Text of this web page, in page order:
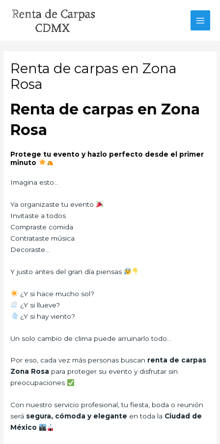
Renta de carpas en Zona
Rosa
Renta de carpas en Zona
Rosa
Protege tu evento y hazlo perfecto desde el primer
minuto
Imagina esto…
Ya organizaste tu evento
Invitaste a todos
Compraste comida
Contrataste música
Decoraste…
Y justo antes del gran día piensas
¿Y si hace mucho sol?
¿Y si llueve?
¿Y si hay viento?
Un solo cambio de clima puede arruinarlo todo…
Por eso, cada vez más personas buscan renta de carpas
Zona Rosa para proteger su evento y disfrutar sin
preocupaciones
Con nuestro servicio profesional, tu fiesta, boda o reunión
será segura, cómoda y elegante en toda la Ciudad de
México